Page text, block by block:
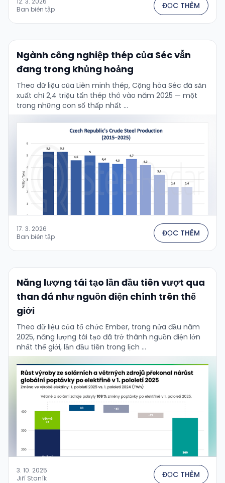
Ban biên tập
ĐỌC THÊM
Ngành công nghiệp thép của Séc vẫn
đang trong khủng hoảng
Theo dữ liệu của Liên minh thép, Cộng hòa Séc đã sản
xuất chỉ 2,4 triệu tấn thép thô vào năm 2025 — một
trong những con số thấp nhất …
17. 3. 2026
Ban biên tập
ĐỌC THÊM
Năng lượng tái tạo lần đầu tiên vượt qua
than đá như nguồn điện chính trên thế
giới
Theo dữ liệu của tổ chức Ember, trong nửa đầu năm
2025, năng lượng tái tạo đã trở thành nguồn điện lớn
nhất thế giới, lần đầu tiên trong lịch …
3. 10. 2025
Jiří Staník
ĐỌC THÊM